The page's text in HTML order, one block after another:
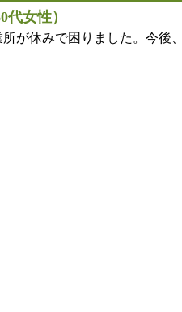
女性）
が休みで困りました。今後